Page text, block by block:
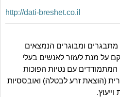
http://dati-breshet.co.il
מתבגרים ומבוגרים הנמצאים
על מנת לעזור לאנשים בעלי
עם נטיות הפוכות
(הוצאת זרע לבטלה) ואובססיות